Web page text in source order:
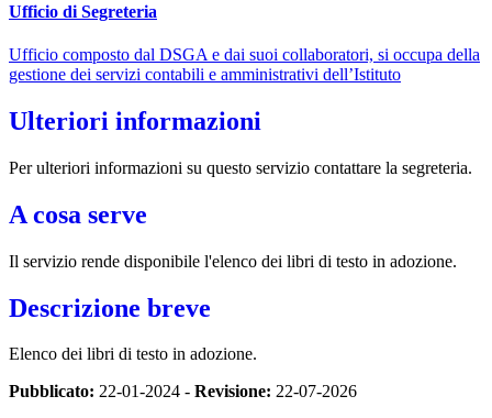
Ufficio di Segreteria
Ufficio composto dal DSGA e dai suoi collaboratori, si occupa della
gestione dei servizi contabili e amministrativi dell’Istituto
Ulteriori informazioni
Per ulteriori informazioni su questo servizio contattare la segreteria.
A cosa serve
Il servizio rende disponibile l'elenco dei libri di testo in adozione.
Descrizione breve
Elenco dei libri di testo in adozione.
Pubblicato: 22-01-2024 - Revisione: 22-07-2026